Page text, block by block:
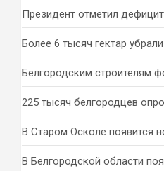
Президент отметил
Более 6 тысяч гектар
Белгородским строителям
225 тысяч белгородцев
В Старом Осколе появится
В Белгородской области